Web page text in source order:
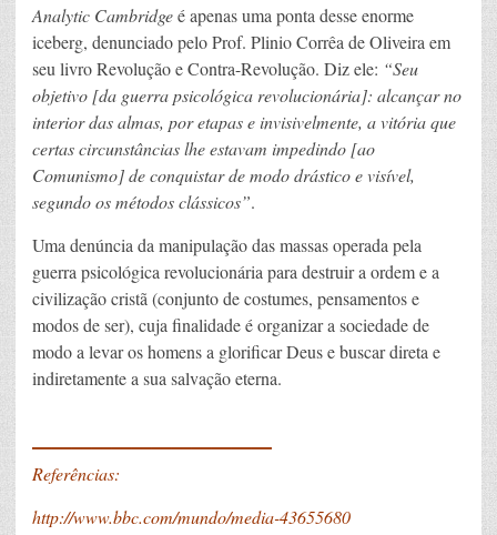
Analytic Cambridgeé apenas uma ponta desse enorme
iceberg, denunciado pelo Prof. Plinio Corrêa de Oliveira em
seu livro Revolução e Contra-Revolução. Diz ele: “Seu
objetivo [da guerra psicológica revolucionária]: alcançar no
interior das almas, por etapas e invisivelmente, a vitória que
certas circunstâncias lhe estavam impedindo [ao
Comunismo] de conquistar de modo drástico e visível,
segundo os métodos clássicos”.
Uma denúncia da manipulação das massas operada pela
guerra psicológica revolucionária para destruir a ordem e a
civilização cristã (conjunto de costumes, pensamentos e
modos de ser), cuja finalidade é organizar a sociedade de
modo a levar os homens a glorificar Deus e buscar direta e
indiretamente a sua salvação eterna.
Referências:
http://www.bbc.com/mundo/media-43655680